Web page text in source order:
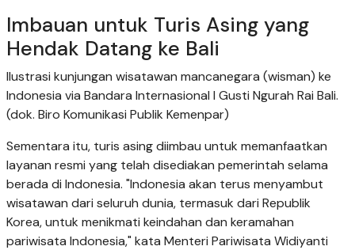
Imbauan untuk Turis Asing yang
Hendak Datang ke Bali
Ilustrasi kunjungan wisatawan mancanegara (wisman) ke
Indonesia via Bandara Internasional I Gusti Ngurah Rai Bali.
(dok. Biro Komunikasi Publik Kemenpar)
Sementara itu, turis asing diimbau untuk memanfaatkan
layanan resmi yang telah disediakan pemerintah selama
berada di Indonesia. "Indonesia akan terus menyambut
wisatawan dari seluruh dunia, termasuk dari Republik
Korea, untuk menikmati keindahan dan keramahan
pariwisata Indonesia," kata Menteri Pariwisata Widiyanti